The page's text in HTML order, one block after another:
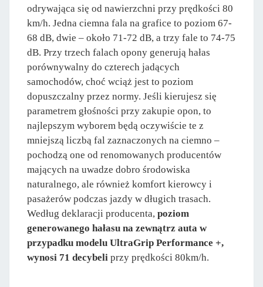
odrywająca się od nawierzchni przy prędkości 80
km/h. Jedna ciemna fala na grafice to poziom 67-
68 dB, dwie – około 71-72 dB, a trzy fale to 74-75
dB. Przy trzech falach opony generują hałas
porównywalny do czterech jadących
samochodów, choć wciąż jest to poziom
dopuszczalny przez normy. Jeśli kierujesz się
parametrem głośności przy zakupie opon, to
najlepszym wyborem będą oczywiście te z
mniejszą liczbą fal zaznaczonych na ciemno –
pochodzą one od renomowanych producentów
mających na uwadze dobro środowiska
naturalnego, ale również komfort kierowcy i
pasażerów podczas jazdy w długich trasach.
Według deklaracji producenta, poziom
generowanego hałasu na zewnątrz auta w
przypadku modelu UltraGrip Performance +,
wynosi 71 decybeli przy prędkości 80km/h.